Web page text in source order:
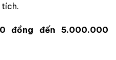
tích.
đồng đến 5.000.000